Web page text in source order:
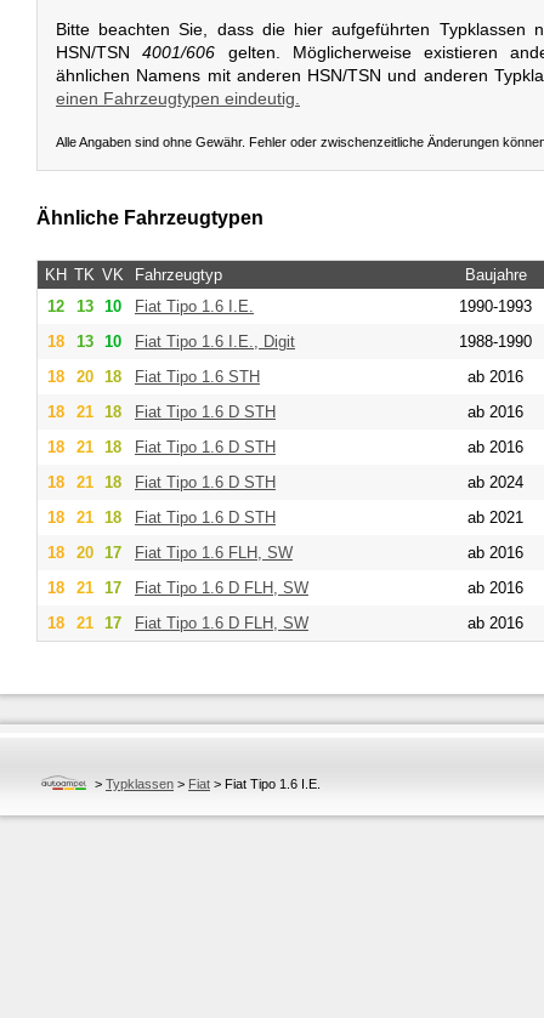
Bitte beachten Sie, dass die hier aufgeführten Typklassen
HSN/TSN4001/606 gelten. Möglicherweise existieren
ähnlichen Namens mit anderen HSN/TSN und anderen
einen Fahrzeugtypen eindeutig.
Alle Angaben sind ohne Gewähr. Fehler oder zwischenzeitliche Änderungen
Ähnliche Fahrzeugtypen
KH TK VK Fahrzeugtyp
Baujahre
12
13 10 Fiat Tipo 1.6 I.E.
1990-1993
18
13 10 Fiat Tipo 1.6 I.E., Digit
1988-1990
18
20 18 Fiat Tipo 1.6 STH
ab 2016
18
21 18 Fiat Tipo 1.6 D STH
ab 2016
18
21 18 Fiat Tipo 1.6 D STH
ab 2016
18
21 18 Fiat Tipo 1.6 D STH
ab 2024
18
21 18 Fiat Tipo 1.6 D STH
ab 2021
18
20 17 Fiat Tipo 1.6 FLH, SW
ab 2016
18
21 17 Fiat Tipo 1.6 D FLH, SW
ab 2016
18
21 17 Fiat Tipo 1.6 D FLH, SW ab 2016
> Typklassen > Fiat > Fiat Tipo 1.6 I.E.